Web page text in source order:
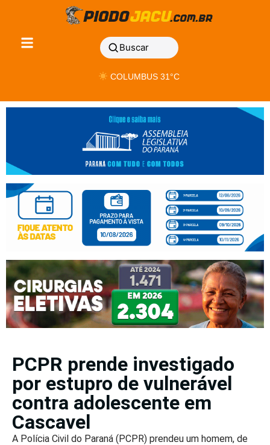
Buscar
COLUMBUS 31°C
PCPR prende investigado
por estupro de vulnerável
contra adolescente em
Cascavel
A Polícia Civil do Paraná (PCPR) prendeu um homem, de